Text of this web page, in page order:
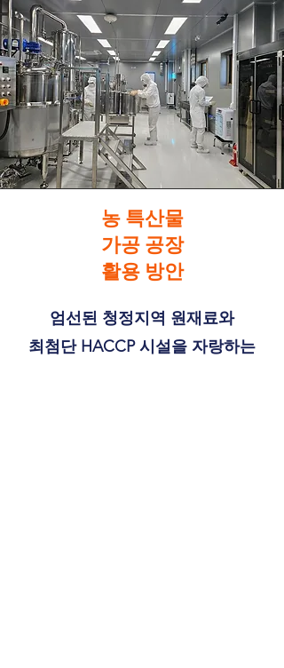
농 특산물
가공 공장
​활용 방안
엄선된 청정지역 원재료와
최첨단 HACCP 시설을 자랑하는